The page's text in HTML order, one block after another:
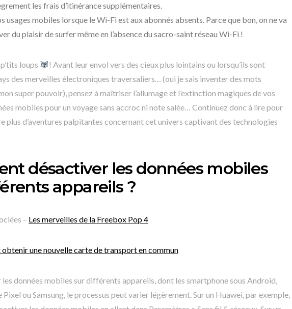
les frais d’itinérance supplémentaires.
usages mobiles lorsque le Wi-Fi est aux abonnés absents. Parce que bon, on ne va
du plaisir de surfer même en l’absence du sacro-saint réseau Wi-Fi !
loups
! Avant leur envol vers des cieux plus lointains ou lorsqu’ils sont
des merveilles électroniques traversaliers… (oui je sais inventer des mots
super pouvoir), pensez à maîtriser l’allumage et l’extinction magiques de vos
mobiles pour un voyage sans accroc ni note salée… Continuez donc à lire pour
plus d’aventures palpitantes concernant cet univers captivant des technologies
désactiver les données mobiles
appareils ?
– Les merveilles de la Freebox Pop 4
une nouvelle carte de transport en commun
données mobiles sur différents appareils, dont les smartphone sous Android,
ou Samsung, le processus peut varier légèrement. Sur un Huawei, par exemple,